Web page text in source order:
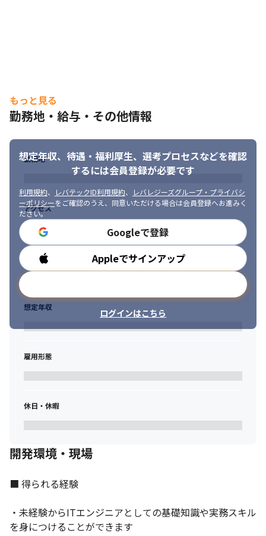
める
・スキルに応じて開発やインフラなど多様な分野にチャレンジ可
能
・将来的には上流工程やリーダーなどキャリアアップも可能
もっと見る
勤務地・給与・その他情報
想定年収、待遇・福利厚生、 選考プロセスなどを確認
するには会員登録が必要です
利用規約、 レバテックID利用規約、
レバレジーズグループ・プライバシ
ーポリシーをご確認のうえ、同意いただける場合は会員登録へお進みく
ださい。
Googleで登録
Appleでサインアップ
ログインはこちら
勤務地
アクセス
勤務時間
想定年収
雇用形態
休日・休暇
開発環境・現場
■ 得られる経験
・未経験からITエンジニアとしての基礎知識や実務スキル
を身につけることができます